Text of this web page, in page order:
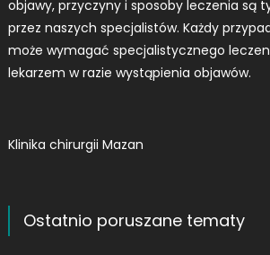
objawy, przyczyny i sposoby leczenia są
przez naszych specjalistów. Każdy
może wymagać specjalistycznego
lekarzem w razie wystąpienia objawów.
Klinika chirurgii Mazan
Ostatnio poruszane tematy